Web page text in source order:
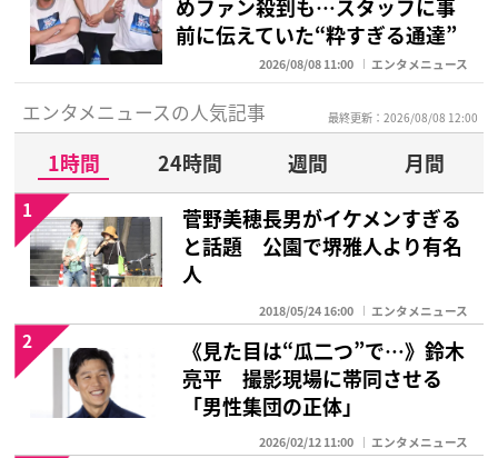
めファン殺到も…スタッフに事
前に伝えていた“粋すぎる通達”
2026/08/08 11:00 エンタメニュース
エンタメニュースの人気記事 最終更新：2026/08/08 12:00
1時間 24時間 週間
月間
菅野美穂長男がイケメンすぎる
と話題 公園で堺雅人より有名
人
2018/05/24 16:00 エンタメニュース
1
《見た目は“瓜二つ”で…》鈴木
亮平 撮影現場に帯同させる
「男性集団の正体」
2026/02/12 11:00 エンタメニュース
2